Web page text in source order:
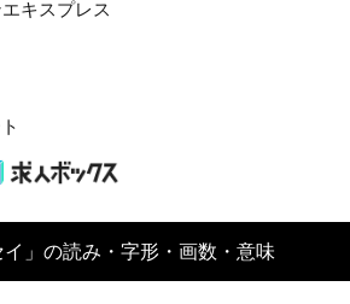
キスプレス
イ」の読み・字形・画数・意味